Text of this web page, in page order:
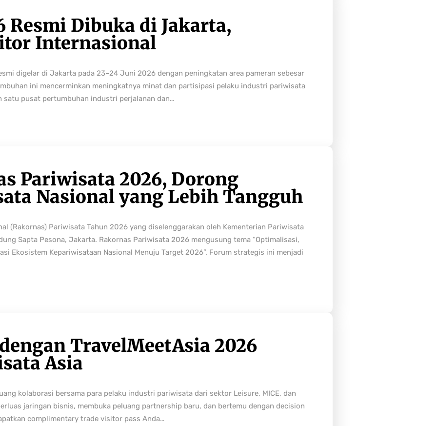
Resmi Dibuka di Jakarta,
Internasional
digelar di Jakarta pada 23–24 Juni 2026 dengan peningkatan area pameran sebesar
ini mencerminkan meningkatnya minat dan partisipasi pelaku industri pariwisata
satu pusat pertumbuhan industri perjalanan dan…
Pariwisata 2026, Dorong
Nasional yang Lebih Tangguh
(Rakornas) Pariwisata Tahun 2026 yang diselenggarakan oleh Kementerian Pariwisata
Sapta Pesona, Jakarta. Rakornas Pariwisata 2026 mengusung tema “Optimalisasi,
Ekosistem Kepariwisataan Nasional Menuju Target 2026”. Forum strategis ini menjadi
TravelMeetAsia 2026
Asia
kolaborasi bersama para pelaku industri pariwisata dari sektor Leisure, MICE, dan
jaringan bisnis, membuka peluang partnership baru, dan bertemu dengan decision
complimentary trade visitor pass Anda…